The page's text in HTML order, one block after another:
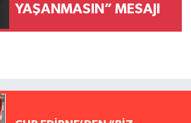
YAŞANMASIN” MESAJI